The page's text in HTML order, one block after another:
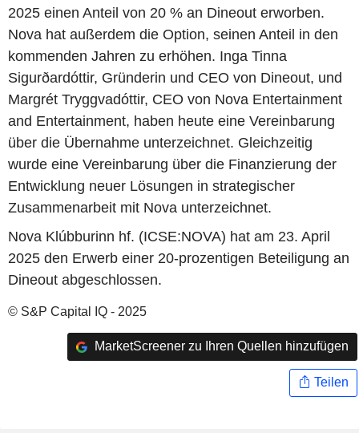
2025 einen Anteil von 20 % an Dineout erworben.
Nova hat außerdem die Option, seinen Anteil in den
kommenden Jahren zu erhöhen. Inga Tinna
Sigurðardóttir, Gründerin und CEO von Dineout, und
Margrét Tryggvadóttir, CEO von Nova Entertainment
and Entertainment, haben heute eine Vereinbarung
über die Übernahme unterzeichnet. Gleichzeitig
wurde eine Vereinbarung über die Finanzierung der
Entwicklung neuer Lösungen in strategischer
Zusammenarbeit mit Nova unterzeichnet.
Nova Klúbburinn hf. (ICSE:NOVA) hat am 23. April
2025 den Erwerb einer 20-prozentigen Beteiligung an
Dineout abgeschlossen.
© S&P Capital IQ - 2025
MarketScreener zu Ihren Quellen hinzufügen
Teilen